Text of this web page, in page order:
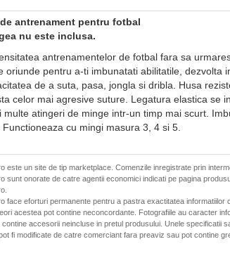
antrenament pentru fotbal
nu este inclusa.
antrenamentelor de fotbal fara sa
oriunde pentru a-ti imbunatati abilitatile, dezvolta
de a suta, pasa, jongla si dribla. Husa
celor mai agresive suture. Legatura elastica se
multe atingeri de minge intr-un timp mai scurt.
cu mingi masura 3, 4 si 5.
este un site de tip marketplace. Comenzile inregistrate prin
sunt onorate de catre agentii economici indicati pe pagina
face eforturi permanente pentru a pastra exactitatea informatiilor
acestea pot contine neconcordante. Fotografiile au caracter
accesorii neincluse in pretul produsului. Unele specificatii
fi modificate de catre comerciant fara preaviz sau pot contine